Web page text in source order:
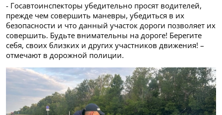
- Госавтоинспекторы убедительно просят водителей,
прежде чем совершить маневры, убедиться в их
безопасности и что данный участок дороги позволяет их
совершить. Будьте внимательны на дороге! Берегите
себя, своих близких и других участников движения! –
отмечают в дорожной полиции.